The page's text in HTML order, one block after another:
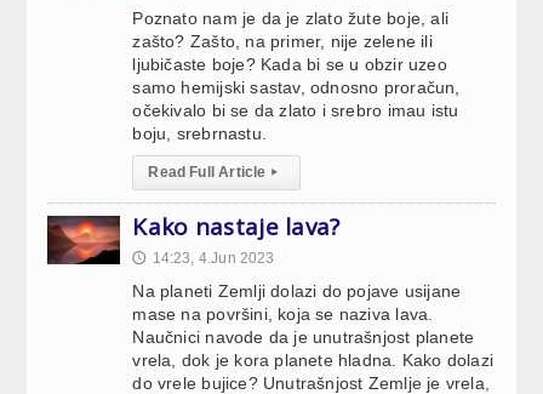
Poznato nam je da je zlato žute boje, ali
zašto? Zašto, na primer, nije zelene ili
ljubičaste boje? Kada bi se u obzir uzeo
samo hemijski sastav, odnosno proračun,
očekivalo bi se da zlato i srebro imau istu
boju, srebrnastu.
Read Full Article ▸
Kako nastaje lava?
🕔 14:23, 4.Jun 2023
Na planeti Zemlji dolazi do pojave usijane
mase na površini, koja se naziva lava.
Naučnici navode da je unutrašnjost planete
vrela, dok je kora planete hladna. Kako dolazi
do vrele bujice? Unutrašnjost Zemlje je vrela,